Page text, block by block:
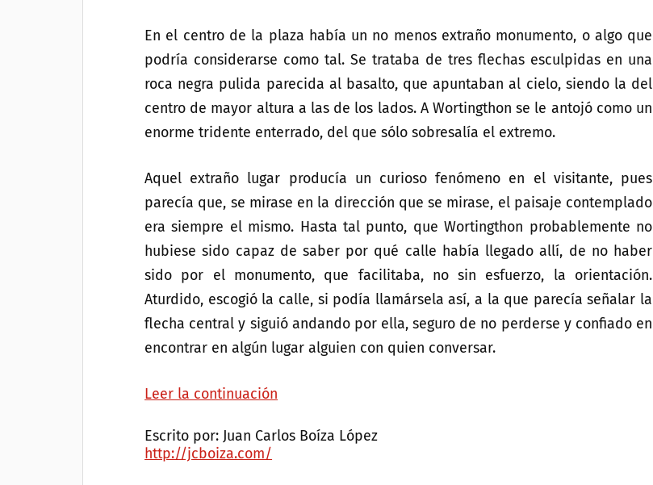
En el centro de la plaza había un no menos extraño monumento, o algo que
podría considerarse como tal. Se trataba de tres flechas esculpidas en una
roca negra pulida parecida al basalto, que apuntaban al cielo, siendo la del
centro de mayor altura a las de los lados. A Wortingthon se le antojó como un
enorme tridente enterrado, del que sólo sobresalía el extremo.
Aquel extraño lugar producía un curioso fenómeno en el visitante, pues
parecía que, se mirase en la dirección que se mirase, el paisaje contemplado
era siempre el mismo. Hasta tal punto, que Wortingthon probablemente no
hubiese sido capaz de saber por qué calle había llegado allí, de no haber
sido por el monumento, que facilitaba, no sin esfuerzo, la orientación.
Aturdido, escogió la calle, si podía llamársela así, a la que parecía señalar la
flecha central y siguió andando por ella, seguro de no perderse y confiado en
encontrar en algún lugar alguien con quien conversar.
Leer la continuación
Escrito por: Juan Carlos Boíza López
http://jcboiza.com/